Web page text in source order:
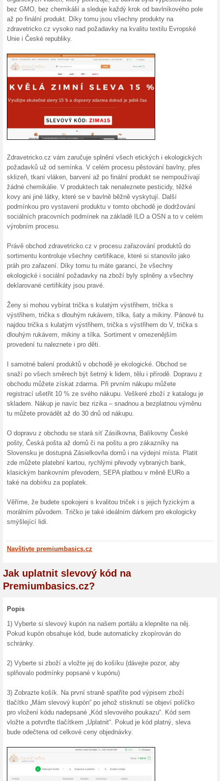
Doprava (doručení
Premiumbasics.cz
100% fungovalo Akce
Nakupování online v
Při nákupech nad 2 000 Kč
poplatků. Neplaťte tak
000 Kč.
Zdarma Doručení
Premiumbasics
100% fungovalo
Doručení na výdejní místa
zcela zdarma. Můžete si
SR. Vyzvednutí je možné
Skončené nabídky... (69x)
Podobné slevy a
Sleva
Astratex